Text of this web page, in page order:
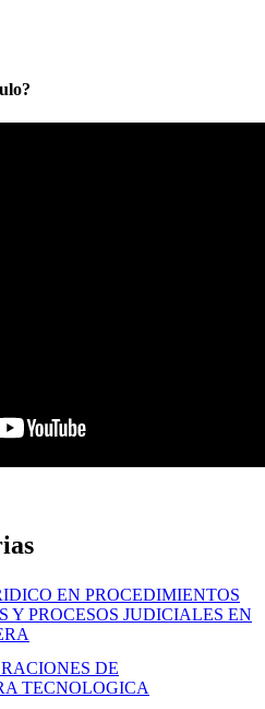
EN PROCEDIMIENTOS
Y PROCESOS JUDICIALES EN
DE
TECNOLOGICA